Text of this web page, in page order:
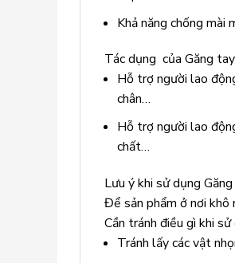
Khả năng chống mài
Tác dụng của Găng
Hỗ trợ người lao
chân…
Hỗ trợ người lao
chất…
Lưu ý khi sử dụng
Để sản phẩm ở nơi khô
Cần tránh điều gì khi
Tránh lấy các vật